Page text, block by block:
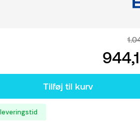
Tilføj til kurv